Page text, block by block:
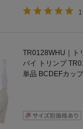
TR0128WHU｜ト
バイ トリンプ
単品 BCDEFカップ アンダー